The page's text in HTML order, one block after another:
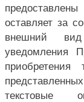
оставляет за
внешний вид
уведомления
текстовые